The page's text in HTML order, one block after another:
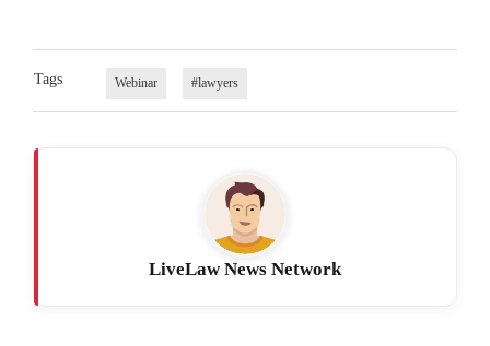
Tags Webinar #lawyers
LiveLaw News Network